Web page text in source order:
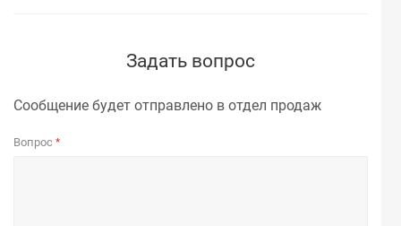
Задать вопрос
Сообщение будет отправлено в отдел продаж
Вопрос *